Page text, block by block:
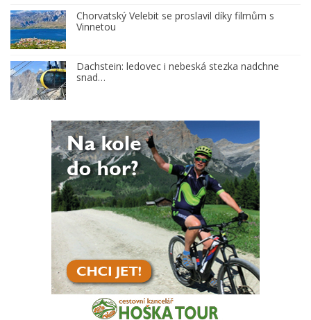
Chorvatský Velebit se proslavil díky filmům s
Vinnetou
Dachstein: ledovec i nebeská stezka nadchne
snad…